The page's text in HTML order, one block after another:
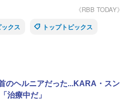
《RBB TODAY》
クス トップトピックス
のヘルニアだった...KARA・スン
治療中だ」